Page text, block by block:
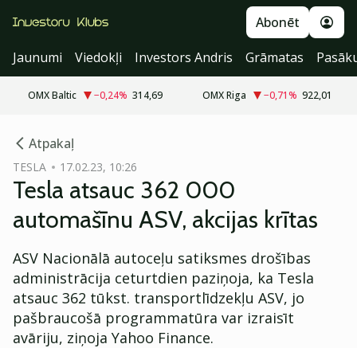
Abonēt
Jaunumi
Viedokļi Investors Andris Grāmatas
OMX Baltic −0,24% 314,69 OMX Riga −0,71% 922,01
Atpakaļ
TESLA 17.02.23, 10:26
Tesla atsauc 362 000
automašīnu ASV, akcijas krītas
ASV Nacionālā autoceļu satiksmes drošības
administrācija ceturtdien paziņoja, ka Tesla
atsauc 362 tūkst. transportlīdzekļu ASV, jo
pašbraucošā programmatūra var izraisīt
avāriju, ziņoja Yahoo Finance.